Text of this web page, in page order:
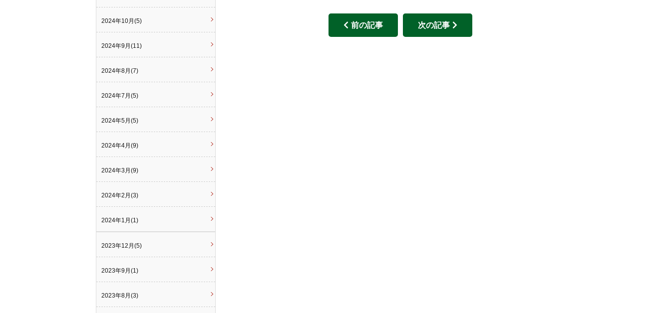
前の記事 次の記事
2024年10月(5)
2024年9月(11)
2024年8月(7)
2024年7月(5)
2024年5月(5)
2024年4月(9)
2024年3月(9)
2024年2月(3)
2024年1月(1)
2023年12月(5)
2023年9月(1)
2023年8月(3)